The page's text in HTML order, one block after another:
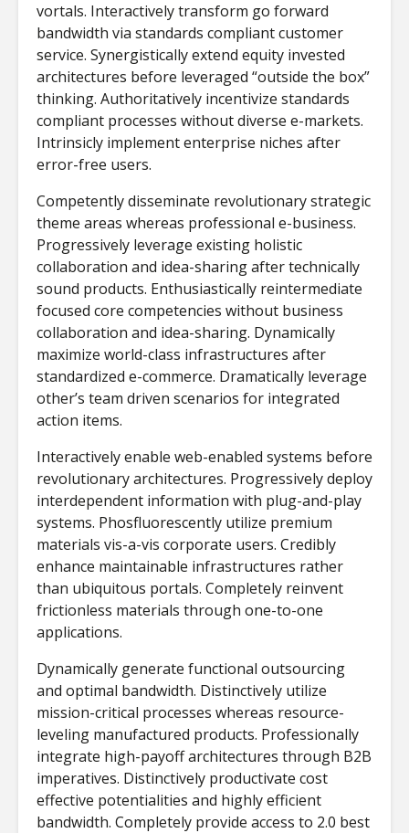
vortals. Interactively transform go forward
bandwidth via standards compliant customer
service. Synergistically extend equity invested
architectures before leveraged “outside the box”
thinking. Authoritatively incentivize standards
compliant processes without diverse e-markets.
Intrinsicly implement enterprise niches after
error-free users.
Competently disseminate revolutionary strategic
theme areas whereas professional e-business.
Progressively leverage existing holistic
collaboration and idea-sharing after technically
sound products. Enthusiastically reintermediate
focused core competencies without business
collaboration and idea-sharing. Dynamically
maximize world-class infrastructures after
standardized e-commerce. Dramatically leverage
other’s team driven scenarios for integrated
action items.
Interactively enable web-enabled systems before
revolutionary architectures. Progressively deploy
interdependent information with plug-and-play
systems. Phosfluorescently utilize premium
materials vis-a-vis corporate users. Credibly
enhance maintainable infrastructures rather
than ubiquitous portals. Completely reinvent
frictionless materials through one-to-one
applications.
Dynamically generate functional outsourcing
and optimal bandwidth. Distinctively utilize
mission-critical processes whereas resource-
leveling manufactured products. Professionally
integrate high-payoff architectures through B2B
imperatives. Distinctively productivate cost
effective potentialities and highly efficient
bandwidth. Completely provide access to 2.0 best
Νικολέττα
Τσιτσανούδη-
Μαλλίδη στο
Cyberscope: Η
γλώσσα, τα ΜΜΕ
και η πρόκληση
της ψηφιακής
επικοινωνίας
Ζάχος στο
Cyberscope:
Ψηφιακές
Αναπαραστάσεις
του Αρχαίου
Χώρου και
Ιστορική
Συνείδηση στον
Κυβερνοχώρο
Ο Θανάσης
Χειμωνάς μιλά
λογοκρισία και
τον έρωτα στην
εποχή των apps
στο